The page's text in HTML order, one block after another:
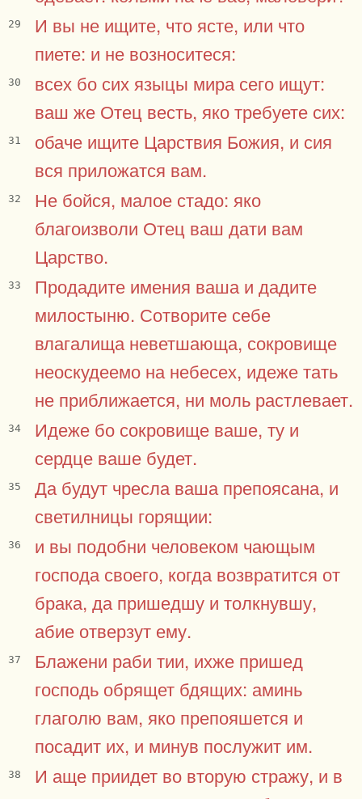
29
И вы не ищите, что ясте, или что
пиете: и не возноситеся:
30
всех бо сих языцы мира сего ищут:
ваш же Отец весть, яко требуете сих:
31
обаче ищите Царствия Божия, и сия
вся приложатся вам.
32
Не бойся, малое стадо: яко
благоизволи Отец ваш дати вам
Царство.
33
Продадите имения ваша и дадите
милостыню. Сотворите себе
влагалища неветшающа, сокровище
неоскудеемо на небесех, идеже тать
не приближается, ни моль растлевает.
34
Идеже бо сокровище ваше, ту и
сердце ваше будет.
35
Да будут чресла ваша препоясана, и
светилницы горящии:
36
и вы подобни человеком чающым
господа своего, когда возвратится от
брака, да пришедшу и толкнувшу,
абие отверзут ему.
37
Блажени раби тии, ихже пришед
господь обрящет бдящих: аминь
глаголю вам, яко препояшется и
посадит их, и минув послужит им.
38
И аще приидет во вторую стражу, и в